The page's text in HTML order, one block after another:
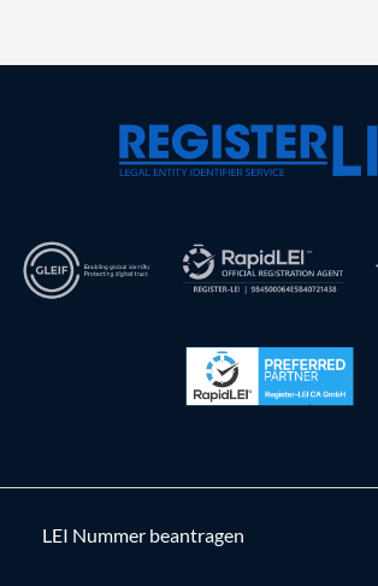
LEI Nummer beantragen